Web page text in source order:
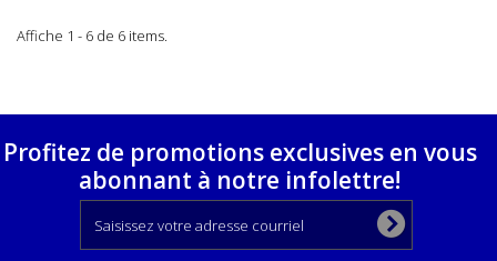
Affiche 1 - 6 de 6 items.
Profitez de promotions exclusives en vous
abonnant à notre infolettre!